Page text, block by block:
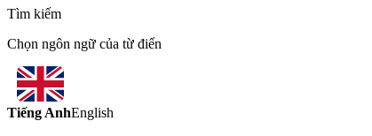
Tìm kiếm
Chọn ngôn ngữ của từ điển
Tiếng AnhEnglish